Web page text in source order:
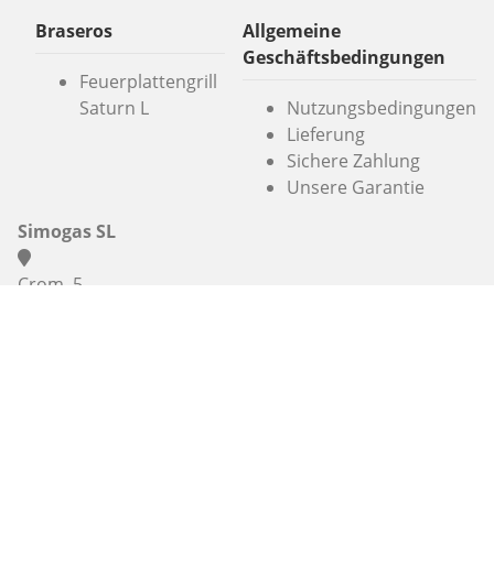
Braseros
Feuerplattengrill
Saturn L
Allgemeine
Geschäftsbedingungen
Nutzungsbedingungen
Lieferung
Sichere Zahlung
Unsere Garantie
Simogas SL
Crom, 5